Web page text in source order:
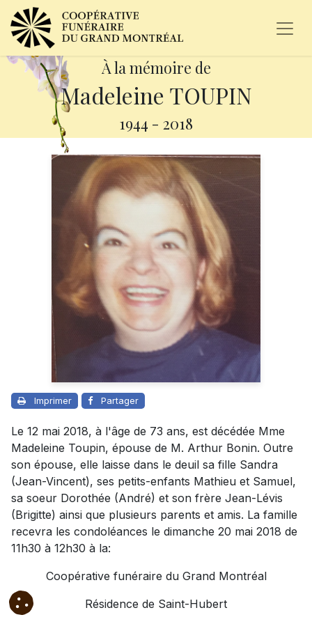
À la mémoire de
Madeleine TOUPIN
1944 - 2018
Imprimer Partager
Le 12 mai 2018, à l'âge de 73 ans, est décédée Mme
Madeleine Toupin, épouse de M. Arthur Bonin. Outre
son épouse, elle laisse dans le deuil sa fille Sandra
(Jean-Vincent), ses petits-enfants Mathieu et Samuel,
sa soeur Dorothée (André) et son frère Jean-Lévis
(Brigitte) ainsi que plusieurs parents et amis. La famille
recevra les condoléances le dimanche 20 mai 2018 de
11h30 à 12h30 à la:
Coopérative funéraire du Grand Montréal
Résidence de Saint-Hubert